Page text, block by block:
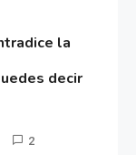
la
decir
2